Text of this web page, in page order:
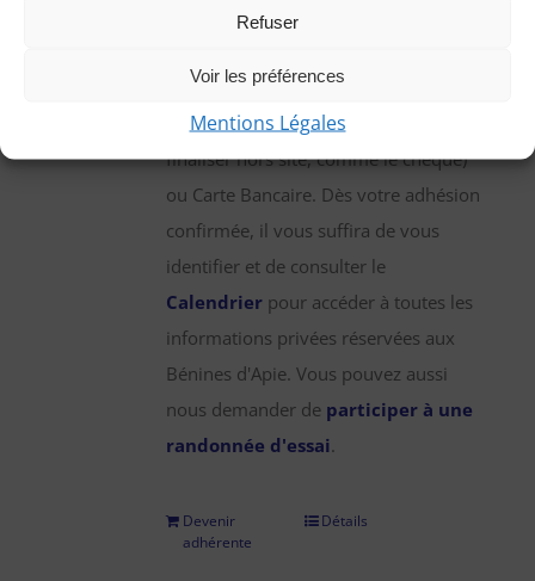
Refuser
Voir les préférences
Mentions Légales
association, nous vous demandons
que vous pouvez régler par chèque,
virement bancaire (démarche à
finaliser hors site, comme le chèque)
ou Carte Bancaire. Dès votre adhésion
confirmée, il vous suffira de vous
identifier et de consulter le
Calendrier pour accéder à toutes les
informations privées réservées aux
Bénines d'Apie. Vous pouvez aussi
nous demander de participer à une
randonnée d'essai.
Devenir
adhérente
Détails